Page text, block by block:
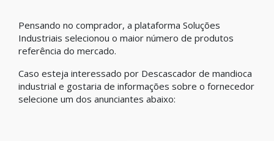
Pensando no comprador, a plataforma Soluções
Industriais selecionou o maior número de produtos
referência do mercado.
Caso esteja interessado por Descascador de mandioca
industrial e gostaria de informações sobre o fornecedor
selecione um dos anunciantes abaixo: